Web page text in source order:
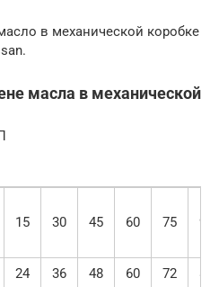
в механической коробке
масла в механической
15 30 45 60 75 90
24 36 48 60 72